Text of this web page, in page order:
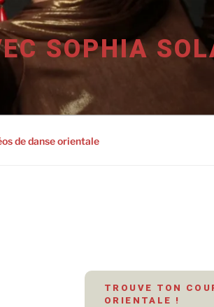
SOPHIA
de danse orientale
TROUVE TON
ORIENTALE !